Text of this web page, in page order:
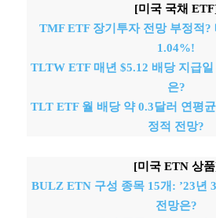
[미국 국채
TMF ETF 장기투자 전망 부정적?
1.04%!
TLTW ETF 매년 $5.12 배당 지급
은?
TLT ETF 월 배당 약 0.3달러 연평
정적 전망?
[미국 ETN 상
BULZ ETN 구성 종목 15개: ’23년
전망은?